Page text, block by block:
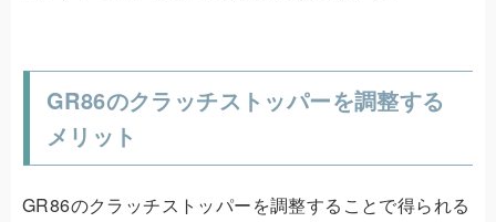
GR86のクラッチストッパーを調整する
メリット
GR86のクラッチストッパーを調整することで得られる